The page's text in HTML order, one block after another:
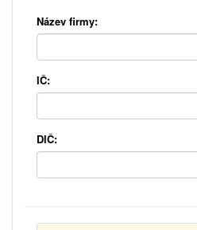
Název firmy:
IČ:
DIČ: